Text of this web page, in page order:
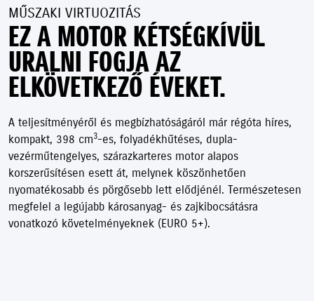
MŰSZAKI VIRTUOZITÁS
EZ A MOTOR KÉTSÉGKÍVÜL
URALNI FOGJA AZ
ELKÖVETKEZŐ ÉVEKET.
A teljesítményéről és megbízhatóságáról már régóta híres,
kompakt, 398 cm3-es, folyadékhűtéses, dupla-
vezérműtengelyes, szárazkarteres motor alapos
korszerűsítésen esett át, melynek köszönhetően
nyomatékosabb és pörgősebb lett elődjénél. Természetesen
megfelel a legújabb károsanyag- és zajkibocsátásra
vonatkozó követelményeknek (EURO 5+).